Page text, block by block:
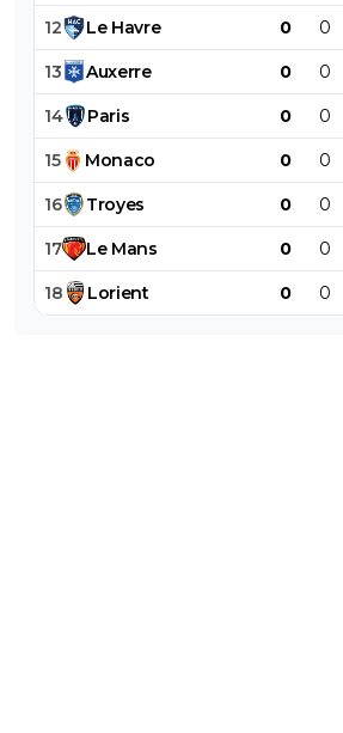
12 Le Havre 0 0
13 Auxerre 0 0
14 Paris 0 0
15 Monaco 0 0
16 Troyes 0 0
17 Le Mans 0 0
18 Lorient 0 0